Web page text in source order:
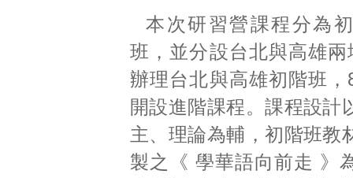
本次研習營課程分為
班，並分設台北與高雄
辦理台北與高雄初階班
開設進階課程。課程設計
主、理論為輔，初階班教
製之《 學華語向前走 》